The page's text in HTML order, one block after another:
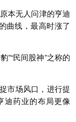
本无人问津的亨迪
曲线，最高时涨了
”“民间股神”之称的
市场风口，进行提
迪药业的布局更像